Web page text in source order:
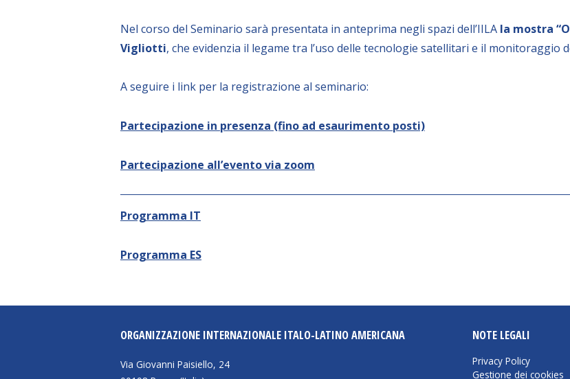
Nel corso del Seminario sarà presentata in anteprima negli spazi dell’IILA la mostra
Vigliotti, che evidenzia il legame tra l’uso delle tecnologie satellitari e il monitoraggio
A seguire i link per la registrazione al seminario:
Partecipazione in presenza (fino ad esaurimento posti)
Partecipazione all’evento via zoom
Programma IT
Programma ES
ORGANIZZAZIONE INTERNAZIONALE ITALO-LATINO AMERICANA
Via Giovanni Paisiello, 24
NOTE LEGALI
Privacy Policy
Gestione dei cookies